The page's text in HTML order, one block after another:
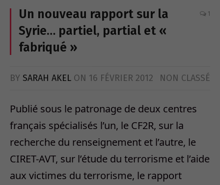
Un nouveau rapport sur la
Syrie… partiel, partial et «
fabriqué »
1
BY SARAH AKEL ON 16 FÉVRIER 2012 NON CLASSÉ
Publié sous le patronage de deux centres
français spécialisés l’un, le CF2R, sur la
recherche du renseignement et l’autre, le
CIRET-AVT, sur l’étude du terrorisme et l’aide
aux victimes du terrorisme, le rapport